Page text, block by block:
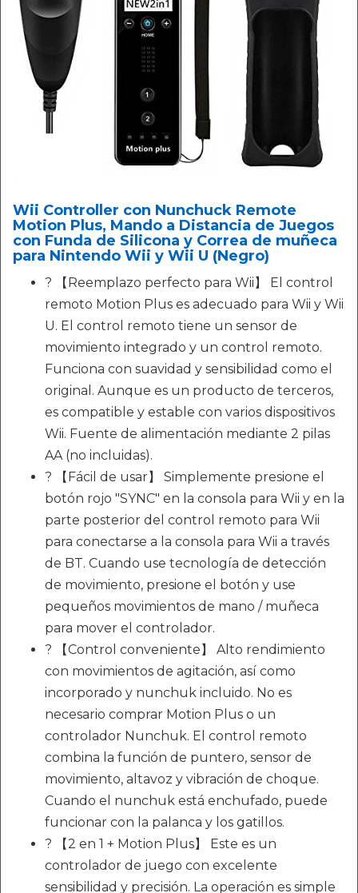
Wii Controller con Nunchuck Remote
Motion Plus, Mando a Distancia de Juegos
con Funda de Silicona y Correa de muñeca
para Nintendo Wii y Wii U (Negro)
? 【Reemplazo perfecto para Wii】 El control
remoto Motion Plus es adecuado para Wii y Wii
U. El control remoto tiene un sensor de
movimiento integrado y un control remoto.
Funciona con suavidad y sensibilidad como el
original. Aunque es un producto de terceros,
es compatible y estable con varios dispositivos
Wii. Fuente de alimentación mediante 2 pilas
AA (no incluidas).
? 【Fácil de usar】 Simplemente presione el
botón rojo "SYNC" en la consola para Wii y en la
parte posterior del control remoto para Wii
para conectarse a la consola para Wii a través
de BT. Cuando use tecnología de detección
de movimiento, presione el botón y use
pequeños movimientos de mano / muñeca
para mover el controlador.
? 【Control conveniente】 Alto rendimiento
con movimientos de agitación, así como
incorporado y nunchuk incluido. No es
necesario comprar Motion Plus o un
controlador Nunchuk. El control remoto
combina la función de puntero, sensor de
movimiento, altavoz y vibración de choque.
Cuando el nunchuk está enchufado, puede
funcionar con la palanca y los gatillos.
? 【2 en 1 + Motion Plus】 Este es un
controlador de juego con excelente
sensibilidad y precisión. La operación es simple